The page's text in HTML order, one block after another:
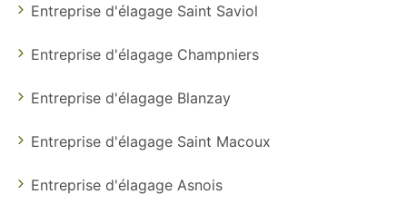
Entreprise d'élagage Saint Saviol
Entreprise d'élagage Champniers
Entreprise d'élagage Blanzay
Entreprise d'élagage Saint Macoux
Entreprise d'élagage Asnois